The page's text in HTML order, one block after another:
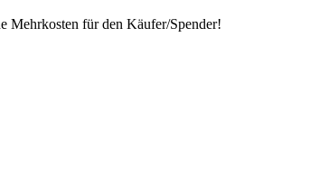
Mehrkosten für den Käufer/Spender!